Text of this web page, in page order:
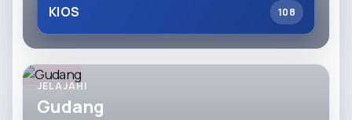
KIOS 108
JELAJAHI
Gudang